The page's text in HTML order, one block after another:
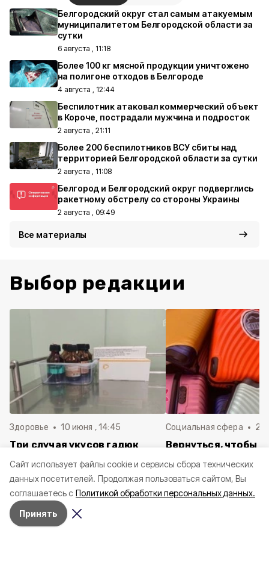
Cайт использует файлы cookie и сервисы сбора технических
данных посетителей. Продолжая пользоваться сайтом, Вы
соглашаетесь с Политикой обработки персональных данных.
Принять
Белгородский округ стал самым атакуемым
муниципалитетом Белгородской области за
сутки
6 августа , 11:18
Более 100 кг мясной продукции уничтожено
на полигоне отходов в Белгороде
4 августа , 12:44
Беспилотник атаковал коммерческий объект
в Короче, пострадали мужчина и подросток
2 августа , 21:11
Более 200 беспилотников ВСУ сбиты над
территорией Белгородской области за сутки
2 августа , 11:08
Белгород и Белгородский округ подверглись
ракетному обстрелу со стороны Украины
2 августа , 09:49
Все материалы
Выбор редакции
Здоровье 10 июня , 14:45
Три случая укусов гадюк
Белгородской области с
начала года
Социальная сфера 20
Вернуться, чтобы
в Белгородскую
пять лет